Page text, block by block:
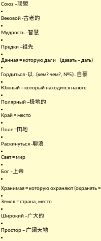
Союз –联盟
Вековой -古老的
Мудрость –智慧
Предки –袓先
Данная = которую дали (давать – дать)
Гордиться -以..(кем? чем?, №5).. 自豪
Южный = который находится на юге
Полярный –极地的
Край = место
Поле =田地
Раскинуться -聊浪
Свет = мир
Бог – 上帝
Хранимая = которую охраняют (охранять =
Земля = страна, место
Широкий –广大的
Простор – 广阔天地